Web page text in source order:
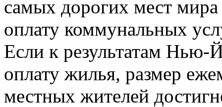
самых дорогих мест
оплату коммунальных
Если к результатам Нью-
оплату жилья, размер
местных жителей